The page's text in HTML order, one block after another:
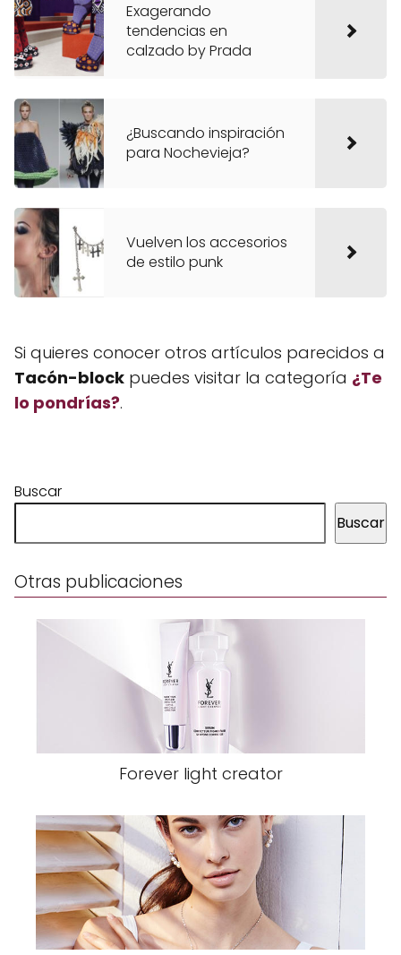
Exagerando
tendencias en
calzado by Prada
¿Buscando inspiración
para Nochevieja?
Vuelven los accesorios
de estilo punk
Si quieres conocer otros artículos parecidos a
Tacón-block puedes visitar la categoría ¿Te
lo pondrías?.
Buscar
Buscar
Otras publicaciones
Forever light creator